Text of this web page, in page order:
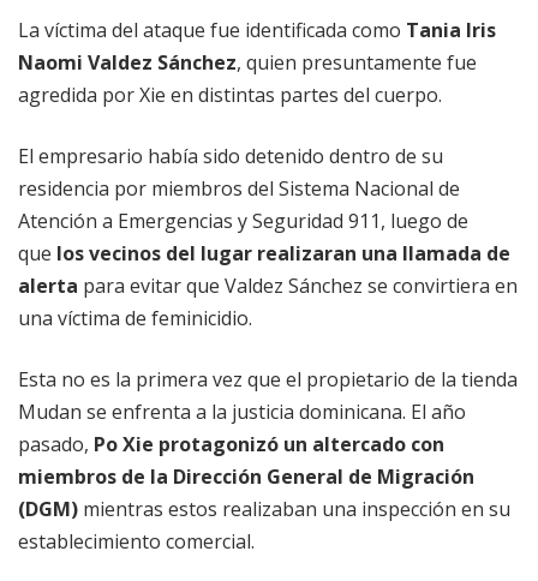
La víctima del ataque fue identificada como Tania Iris
Naomi Valdez Sánchez, quien presuntamente fue
agredida por Xie en distintas partes del cuerpo.
El empresario había sido detenido dentro de su
residencia por miembros del Sistema Nacional de
Atención a Emergencias y Seguridad 911, luego de
que los vecinos del lugar realizaran una llamada de
alerta para evitar que Valdez Sánchez se convirtiera en
una víctima de feminicidio.
Esta no es la primera vez que el propietario de la tienda
Mudan se enfrenta a la justicia dominicana. El año
pasado, Po Xie protagonizó un altercado con
miembros de la Dirección General de Migración
(DGM) mientras estos realizaban una inspección en su
establecimiento comercial.